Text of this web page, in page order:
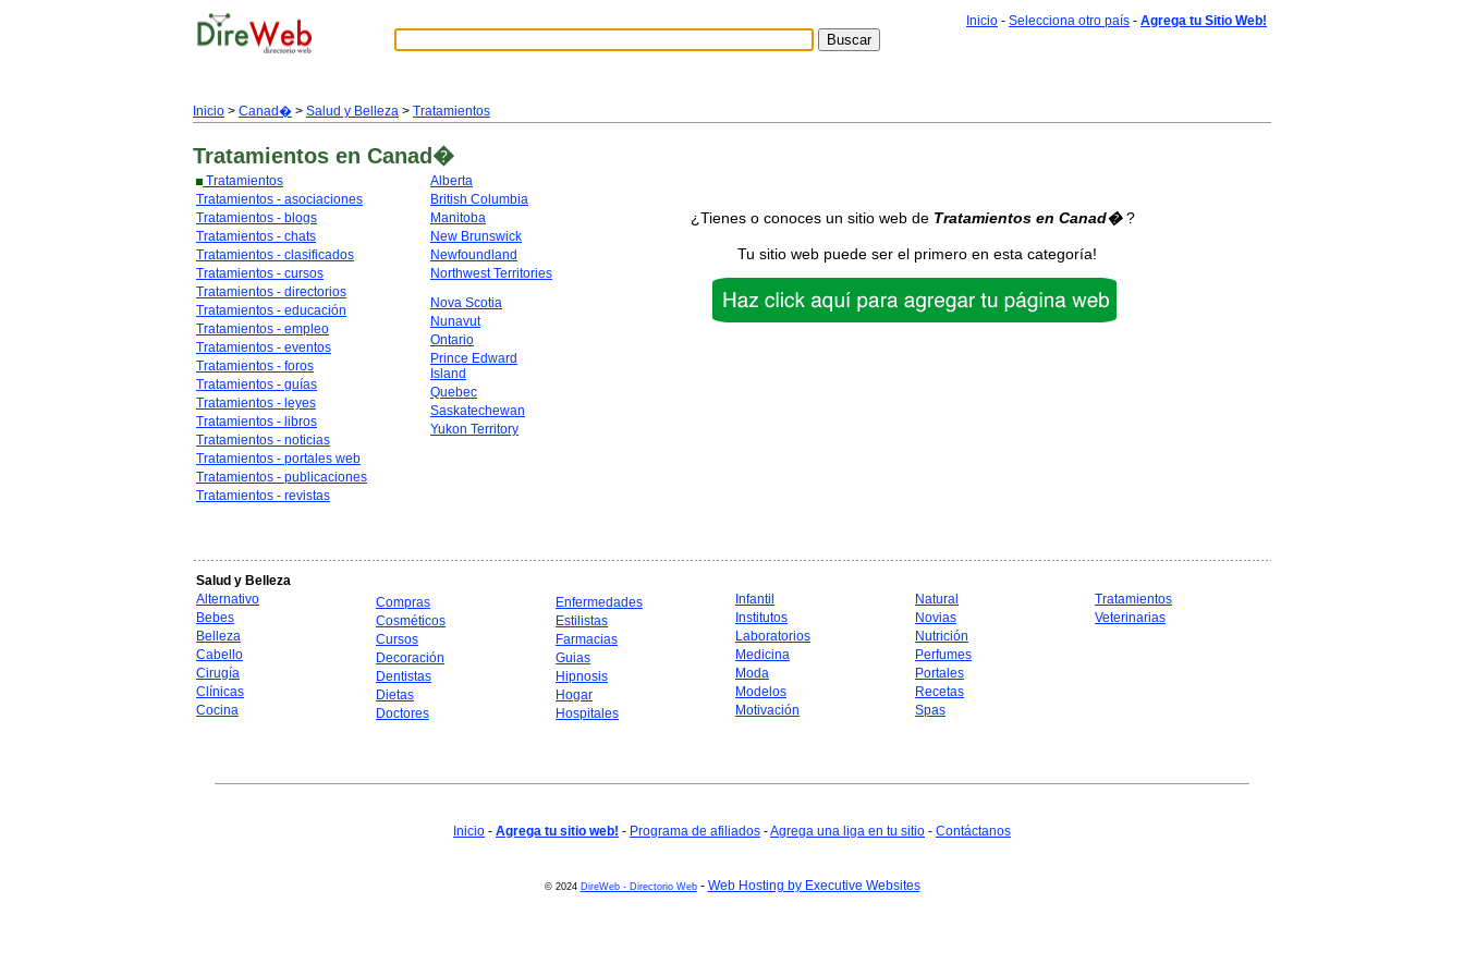
Inicio - Selecciona otro país - Agrega tu Sitio Web!
Inicio > Canad� > Salud y Belleza > Tratamientos
Tratamientos en Canad�
Tratamientos
Tratamientos - asociaciones
Tratamientos - blogs
Tratamientos - chats
Tratamientos - clasificados
Tratamientos - cursos
Tratamientos - directorios
Tratamientos - educación
Tratamientos - empleo
Tratamientos - eventos
Tratamientos - foros
Tratamientos - guías
Tratamientos - leyes
Tratamientos - libros
Tratamientos - noticias
Tratamientos - portales web
Tratamientos - publicaciones
Tratamientos - revistas
Alberta
British Columbia
Manitoba
New Brunswick
Newfoundland
Northwest Territories
Nova Scotia
Nunavut
Ontario
Prince Edward
Island
Quebec
Saskatechewan
Yukon Territory
¿Tienes o conoces un sitio web de Tratamientos en Canad�?
Tu sitio web puede ser el primero en esta categoría!
Salud y Belleza
Alternativo
Bebes
Belleza
Cabello
Cirugía
Clínicas
Cocina
Compras
Cosméticos
Cursos
Decoración
Dentistas
Dietas
Doctores
Enfermedades
Estilistas
Farmacias
Guias
Hipnosis
Hogar
Hospitales
Infantil
Institutos
Laboratorios
Medicina
Moda
Modelos
Motivación
Natural
Novias
Nutrición
Perfumes
Portales
Recetas
Spas
Tratamientos
Veterinarias
Inicio - Agrega tu sitio web! - Programa de afiliados -Agrega una liga en tu sitio - Contáctanos
© 2024 DireWeb - Directorio Web- Web Hosting by Executive Websites